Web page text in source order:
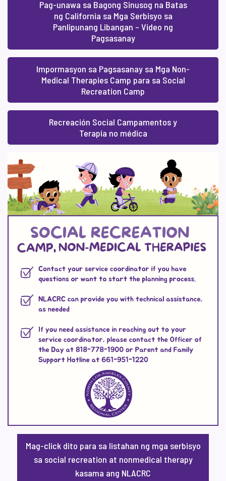
Pag-unawa sa Bagong Sinusog na Batas
ng California sa Mga Serbisyo sa
Panlipunang Libangan – Video ng
Pagsasanay
Impormasyon sa Pagsasanay sa Mga Non-
Medical Therapies Camp para sa Social
Recreation Camp
Recreación Social Campamentos y
Terapia no médica
Mag-click dito para sa listahan ng mga serbisyo
sa social recreation at nonmedical therapy
kasama ang NLACRC